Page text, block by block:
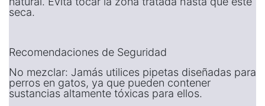
seca.
Recomendaciones de Seguridad
No mezclar: Jamás utilices pipetas diseñadas para
perros en gatos, ya que pueden contener
sustancias altamente tóxicas para ellos.